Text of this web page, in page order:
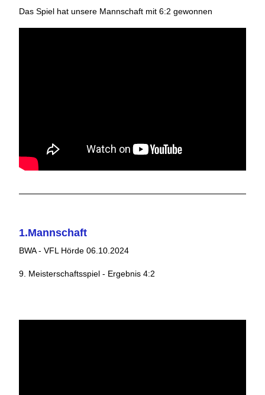
Das Spiel hat unsere Mannschaft mit 6:2 gewonnen
1.Mannschaft
BWA - VFL Hörde 06.10.2024
9. Meisterschaftsspiel - Ergebnis 4:2